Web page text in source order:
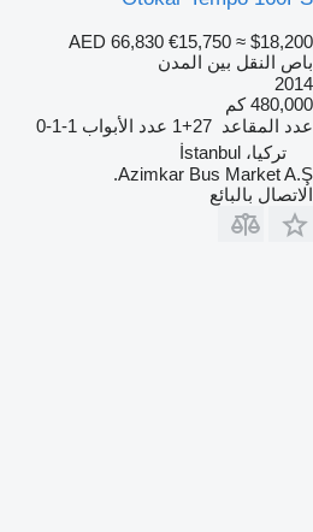
AED 66,830 €15,750 ≈ $18,200
باص النقل بين المدن
2014
480,000 كم
عدد المقاعد 27+1 عدد الأبواب 1-1-0
تركيا، İstanbul
Azimkar Bus Market A.Ş.
الاتصال بالبائع